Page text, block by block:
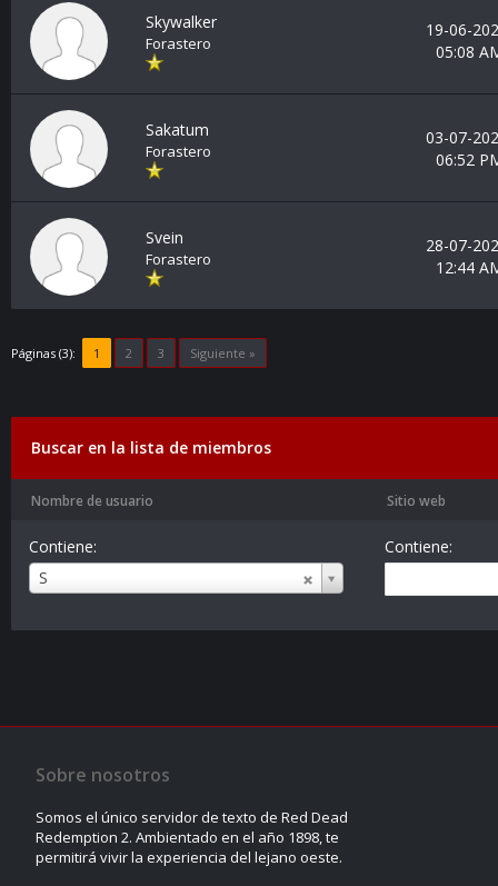
Skywalker
Forastero
19-06-
05:08
Sakatum
Forastero
03-07-
06:52
Svein
Forastero
28-07-
12:44
Páginas (3): 1 2 3 Siguiente »
Buscar en la lista de miembros
Nombre de usuario Sitio web
Contiene:
S
Nombre
de
Contiene:
Sobre nosotros
Somos el único servidor de texto de Red Dead
Redemption 2. Ambientado en el año 1898, te
permitirá vivir la experiencia del lejano oeste.